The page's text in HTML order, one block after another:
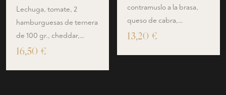
Lechuga, tomate, 2
hamburguesas de ternera
de 100 gr., cheddar,…
16,50 €
contramuslo a la brasa,
queso de cabra,…
13,20 €